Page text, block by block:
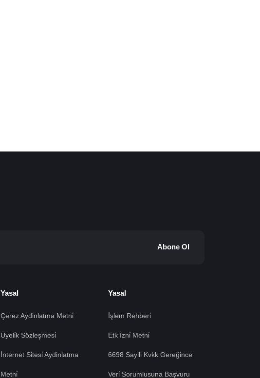
Abone Ol
Yasal
Çerez Aydinlatma Metni̇
Üyeli̇k Sözleşmesi̇
İnternet Si̇tesi̇ Aydinlatma
Metni̇
Yasal
İşlem Rehberi̇
Etk İzni̇ Metni̇
6698 Sayili Kvkk Gereği̇nce
Veri̇ Sorumlusuna Başvuru